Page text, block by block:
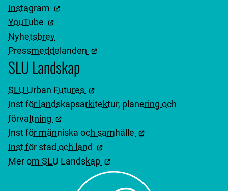
Instagram
YouTube
Nyhetsbrev
Pressmeddelanden
SLU Landskap
SLU Urban Futures
Inst för landskapsarkitektur, planering och
förvaltning
Inst för människa och samhälle
Inst för stad och land
Mer om SLU Landskap